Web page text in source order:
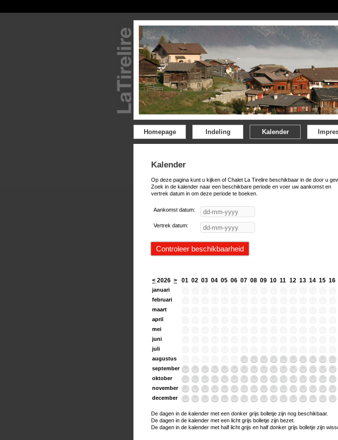
Homepage Indeling Kalender
Kalender
Op deze pagina kunt u kijken of Chalet La Tirelire beschikbaar in de door u
Zoek in de kalender naar een beschikbare periode en voer uw aankomst en
vertrek datum in om deze periode te boeken.
Aankomst datum:
Vertrek datum:
< 2026 > 01 02 03 04 05 06 07 08 09 10 11 12 13 14 15 16
januari
februari
maart
april
mei
juni
juli
augustus
september
oktober
november
december
De dagen in de kalender met een donker grijs bolletje zijn nog beschikbaar.
De dagen in de kalender met een licht grijs bolletje zijn bezet.
De dagen in de kalender met half licht grijs en half donker grijs bolletje zijn